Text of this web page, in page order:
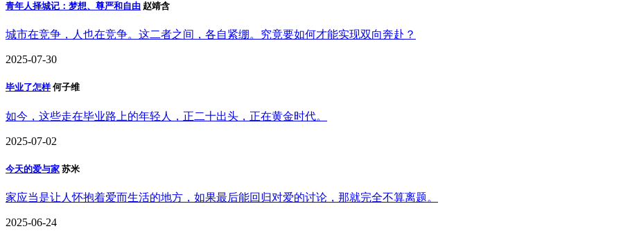
青年人择城记：梦想、尊严和自由 赵靖含
城市在竞争，人也在竞争。这二者之间，各自紧绷。究竟要如何才能实现双向奔赴？
2025-07-30
毕业了怎样 何子维
如今，这些走在毕业路上的年轻人，正二十出头，正在黄金时代。
2025-07-02
今天的爱与家 苏米
家应当是让人怀抱着爱而生活的地方，如果最后能回归对爱的讨论，那就完全不算离题。
2025-06-24